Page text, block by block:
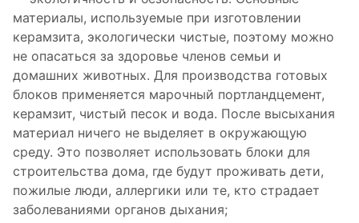
материалы, используемые при изготовлении
керамзита, экологически чистые, поэтому можно
не опасаться за здоровье членов семьи и
домашних животных. Для производства готовых
блоков применяется марочный портландцемент,
керамзит, чистый песок и вода. После высыхания
материал ничего не выделяет в окружающую
среду. Это позволяет использовать блоки для
строительства дома, где будут проживать дети,
пожилые люди, аллергики или те, кто страдает
заболеваниями органов дыхания;